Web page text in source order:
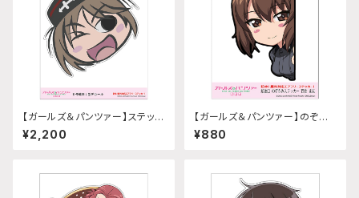
【ガールズ＆パンツァー】ステッカ
ー 給油口 (lll号戦車J型デカー
ル)A4サイズ
¥2,200
【ガールズ＆パンツァー】のぞき
みステッカー 給油口 (西住まほ)
¥880